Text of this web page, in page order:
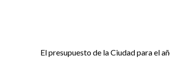
El presupuesto de la Ciudad para el